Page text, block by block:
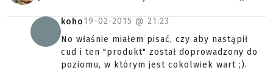
koho19-02-2015 @ 21:23
No właśnie miałem pisać, czy aby nastąpił
cud i ten "produkt" został doprowadzony do
poziomu, w którym jest cokolwiek wart ;).